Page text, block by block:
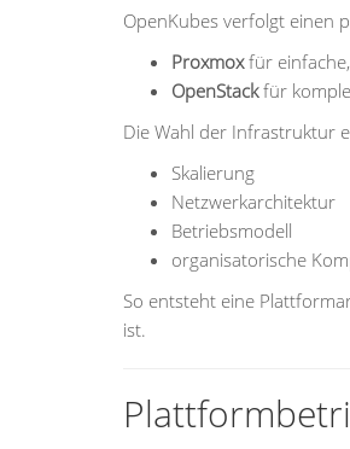
OpenKubes verfolgt einen
Proxmoxfür
OpenStackfür
Die Wahl der Infrastruktur
Skalierung
Netzwerkarchitektur
Betriebsmodell
organisatorische
So entsteht eine
ist.